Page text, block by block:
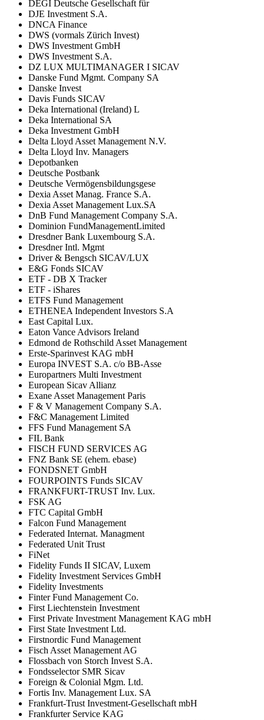
DEGI Deutsche Gesellschaft für
DJE Investment S.A.
DNCA Finance
DWS (vormals Zürich Invest)
DWS Investment GmbH
DWS Investment S.A.
DZ LUX MULTIMANAGER I SICAV
Danske Fund Mgmt. Company SA
Danske Invest
Davis Funds SICAV
Deka International (Ireland) L
Deka International SA
Deka Investment GmbH
Delta Lloyd Asset Management N.V.
Delta Lloyd Inv. Managers
Depotbanken
Deutsche Postbank
Deutsche Vermögensbildungsgese
Dexia Asset Manag. France S.A.
Dexia Asset Management Lux.SA
DnB Fund Management Company S.A.
Dominion FundManagementLimited
Dresdner Bank Luxembourg S.A.
Dresdner Intl. Mgmt
Driver & Bengsch SICAV/LUX
E&G Fonds SICAV
ETF - DB X Tracker
ETF - iShares
ETFS Fund Management
ETHENEA Independent Investors S.A
East Capital Lux.
Eaton Vance Advisors Ireland
Edmond de Rothschild Asset Management
Erste-Sparinvest KAG mbH
Europa INVEST S.A. c/o BB-Asse
Europartners Multi Investment
European Sicav Allianz
Exane Asset Management Paris
F & V Management Company S.A.
F&C Management Limited
FFS Fund Management SA
FIL Bank
FISCH FUND SERVICES AG
FNZ Bank SE (ehem. ebase)
FONDSNET GmbH
FOURPOINTS Funds SICAV
FRANKFURT-TRUST Inv. Lux.
FSK AG
FTC Capital GmbH
Falcon Fund Management
Federated Internat. Managment
Federated Unit Trust
FiNet
Fidelity Funds II SICAV, Luxem
Fidelity Investment Services GmbH
Fidelity Investments
Finter Fund Management Co.
First Liechtenstein Investment
First Private Investment Management KAG mbH
First State Investment Ltd.
Firstnordic Fund Management
Fisch Asset Management AG
Flossbach von Storch Invest S.A.
Fondsselector SMR Sicav
Foreign & Colonial Mgm. Ltd.
Fortis Inv. Management Lux. SA
Frankfurt-Trust Investment-Gesellschaft mbH
Frankfurter Service KAG